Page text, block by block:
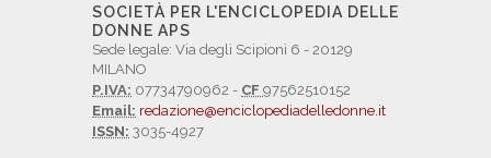
SOCIETÀ PER L'ENCICLOPEDIA DELLE
DONNE APS
Sede legale: Via degli Scipioni 6 - 20129
MILANO
P.IVA: 07734790962 - CF 97562510152
Email: redazione@enciclopediadelledonne.it
ISSN: 3035-4927